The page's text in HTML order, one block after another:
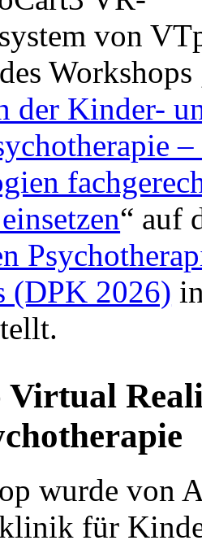
von
Workshops
der Kinder-
–
“ auf
(DPK 2026)
Virtual
wurde von
für